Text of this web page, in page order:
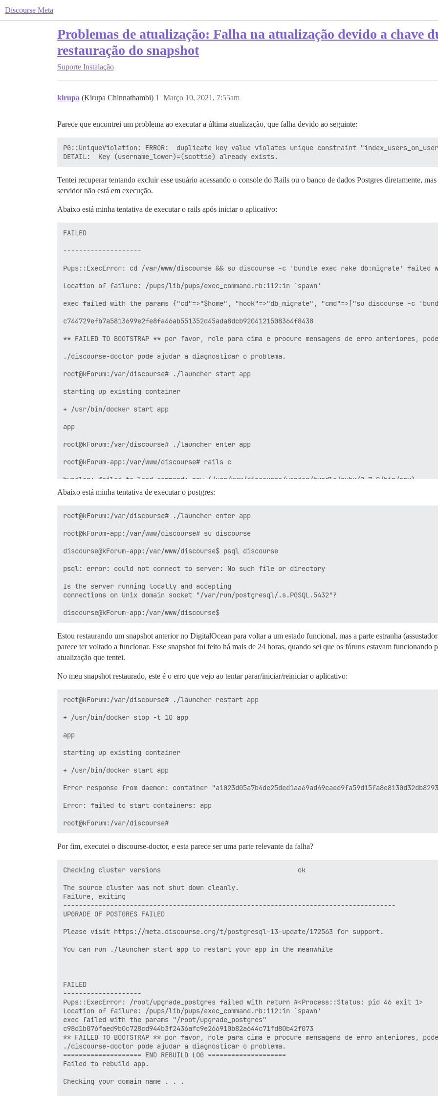
Discourse Meta
Problemas de atualização: Falha na atualização devido a chave
restauração do snapshot
Suporte Instalação
kirupa (Kirupa Chinnathambi) Março 10, 2021, 7:55am
1
Parece que encontrei um problema ao executar a última atualização, que falha devido ao seguinte:
PG::UniqueViolation: ERROR:  duplicate key value violates unique constraint
Tentei recuperar tentando excluir esse usuário acessando o console do Rails ou o banco de dados Postgres diretamente,
servidor não está em execução.
Abaixo está minha tentativa de executar o rails após iniciar o aplicativo:
FAILED
--------------------
Pups::ExecError: cd /var/www/discourse && su discourse -c 'bundle exec rake db:migrate' failed
Location of failure: /pups/lib/pups/exec_command.rb:112:in `spawn'
exec failed with the params {"cd"=>"$home", "hook"=>"db_migrate", "cmd"=>["su discourse -c
c744729efb7a5813699e2fe8fa46ab551352d45ada8dcb9204121508364f8438
** FAILED TO BOOTSTRAP ** por favor, role para cima e procure mensagens de erro anteriores,
./discourse-doctor pode ajudar a diagnosticar o problema.
root@kForum:/var/discourse# ./launcher start app
starting up existing container
+ /usr/bin/docker start app
app
root@kForum:/var/discourse# ./launcher enter app
root@kForum-app:/var/www/discourse# rails c
bundler: failed to load command: pry (/var/www/discourse/vendor/bundle/ruby/2.7.0/bin/pry)
PG::ConnectionBad: could not connect to server: No such file or directory
Is the server running locally and accepting
Abaixo está minha tentativa de executar o postgres:
root@kForum:/var/discourse# ./launcher enter app
root@kForum-app:/var/www/discourse# su discourse
discourse@kForum-app:/var/www/discourse$ psql discourse
psql: error: could not connect to server: No such file or directory
Is the server running locally and accepting
connections on Unix domain socket "/var/run/postgresql/.s.PGSQL.5432"?
Estou restaurando um snapshot anterior no DigitalOcean para voltar a um estado funcional, mas a parte estranha
parece ter voltado a funcionar. Esse snapshot foi feito há mais de 24 horas, quando sei que os fóruns estavam funcionando
atualização que tentei.
No meu snapshot restaurado, este é o erro que vejo ao tentar parar/iniciar/reiniciar o aplicativo:
root@kForum:/var/discourse# ./launcher restart app
+ /usr/bin/docker stop -t 10 app
app
starting up existing container
+ /usr/bin/docker start app
Error response from daemon: container
Error: failed to start containers: app
Por fim, executei o discourse-doctor, e esta parece ser uma parte relevante da falha?
Checking cluster versions                                   ok
The source cluster was not shut down cleanly.
Failure, exiting
-------------------------------------------------------------------------------------
UPGRADE OF POSTGRES FAILED
Please visit https://meta.discourse.org/t/postgresql-13-update/172563 for support.
You can run ./launcher start app to restart your app in the meanwhile
FAILED
--------------------
Pups::ExecError: /root/upgrade_postgres failed with return #<Process::Status: pid 46 exit 1>
Location of failure: /pups/lib/pups/exec_command.rb:112:in `spawn'
exec failed with the params "/root/upgrade_postgres"
c98d1b076faed9b0c728cd944b3f2436afc9e266910b82a644c71fd80b42f073
** FAILED TO BOOTSTRAP ** por favor, role para cima e procure mensagens de erro anteriores,
./discourse-doctor pode ajudar a diagnosticar o problema.
==================== END REBUILD LOG ====================
Failed to rebuild app.
Checking your domain name . . .